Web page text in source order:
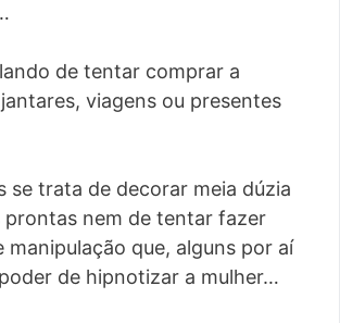
de tentar comprar a
viagens ou presentes
se trata de decorar meia dúzia
prontas nem de tentar fazer
manipulação que, alguns por aí
de hipnotizar a mulher…